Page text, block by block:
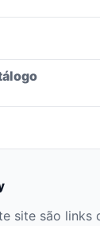
site são links